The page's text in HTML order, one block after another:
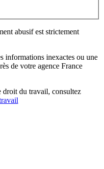
abusif est strictement
informations inexactes ou une
de votre agence France
droit du travail, consultez